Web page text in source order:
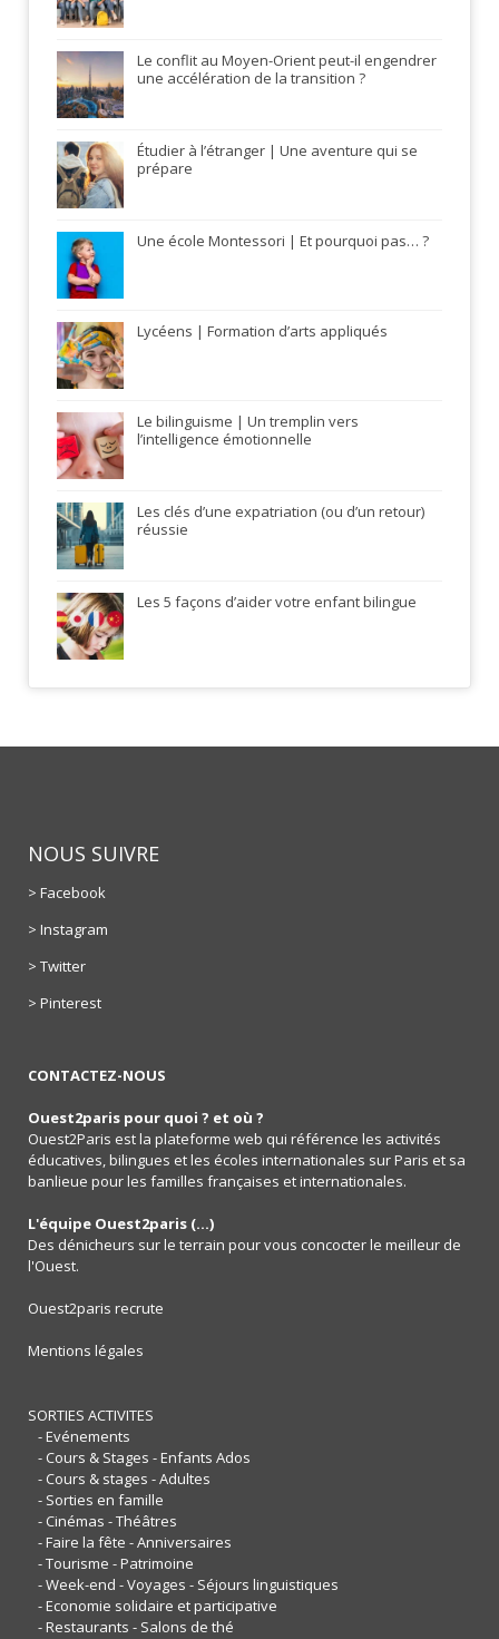
Le conflit au Moyen-Orient peut-il engendrer
une accélération de la transition ?
Étudier à l’étranger | Une aventure qui se
prépare
Une école Montessori | Et pourquoi pas… ?
Lycéens | Formation d’arts appliqués
Le bilinguisme | Un tremplin vers
l’intelligence émotionnelle
Les clés d’une expatriation (ou d’un retour)
réussie
Les 5 façons d’aider votre enfant bilingue
NOUS SUIVRE
> Facebook
> Instagram
> Twitter
> Pinterest
CONTACTEZ-NOUS
Ouest2paris pour quoi ? et où ?
Ouest2Paris est la plateforme web qui référence les activités
éducatives, bilingues et les écoles internationales sur Paris et sa
banlieue pour les familles françaises et internationales.
L'équipe Ouest2paris (...)
Des dénicheurs sur le terrain pour vous concocter le meilleur de
l'Ouest.
Ouest2paris recrute
Mentions légales
SORTIES ACTIVITES
- Evénements
- Cours & Stages - Enfants Ados
- Cours & stages - Adultes
- Sorties en famille
- Cinémas - Théâtres
- Faire la fête - Anniversaires
- Tourisme - Patrimoine
- Week-end - Voyages - Séjours linguistiques
- Economie solidaire et participative
- Restaurants - Salons de thé